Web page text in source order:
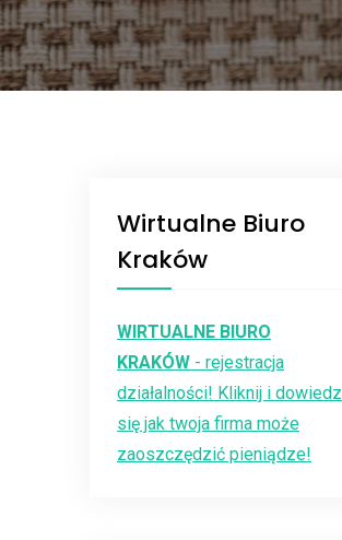
Wirtualne Biuro
Kraków
WIRTUALNE BIURO
KRAKÓW - rejestracja
działalności! Kliknij i dowiedz
się jak twoja firma może
zaoszczędzić pieniądze!